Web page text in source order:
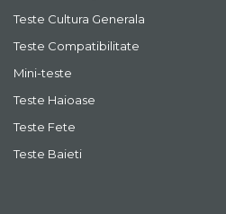
Teste Cultura Generala
Teste Compatibilitate
Mini-teste
Teste Haioase
Teste Fete
Teste Baieti